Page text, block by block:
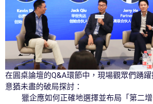
在圓桌論壇的Q&A環節中，現場觀眾們踴
意猶未盡的破局探討：
獵企應如何正確地選擇並布局「第二